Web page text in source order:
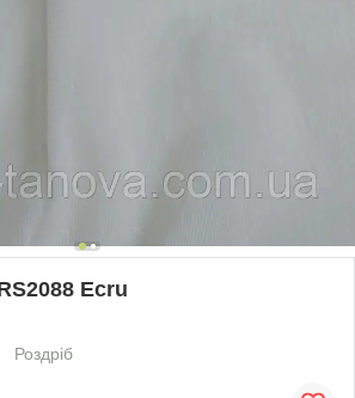
Ecru
Роздріб